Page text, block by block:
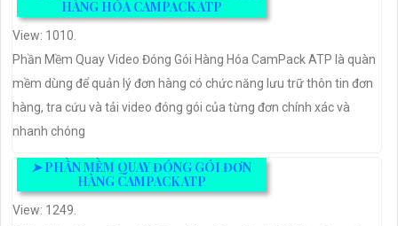
HÀNG HÓA CAMPACK ATP
View: 1010.
Phần Mềm Quay Video Đóng Gói Hàng Hóa CamPack ATP là quàn
mềm dùng để quản lý đơn hàng có chức năng lưu trữ thôn tin đơn
hàng, tra cứu và tải video đóng gói của từng đơn chính xác và
nhanh chóng
➤PHẦN MỀM QUAY ĐÓNG GÓI ĐƠN
HÀNG CAMPACK ATP
View: 1249.